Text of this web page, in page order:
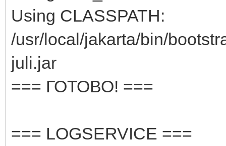
Using CLASSPATH:
/usr/local/jakarta/bin/
juli.jar
=== ГОТОВО! ===
=== LOGSERVICE ===